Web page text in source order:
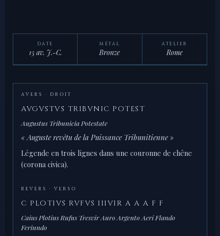
DATE
15 av. J.-C.
MÉTAL
Bronze
ATELIER
Rome
AVERS · DROIT
AVGVSTVS TRIBVNIC POTEST
Augustus Tribunicia Potestate
« Auguste revêtu de la Puissance Tribunitienne »
Légende en trois lignes dans une couronne de chêne
(corona civica).
REVERS · VERSO
C PLOTIVS RVFVS IIIVIR A A A F F
Caius Plotius Rufus Tresvir Auro Argento Aeri Flando
Feriundo